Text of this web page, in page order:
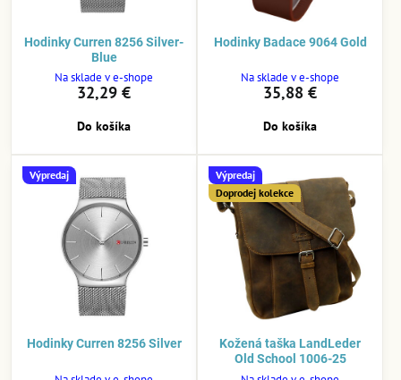
Hodinky Curren 8256 Silver-
Blue
Na sklade v e-shope
32,29 €
Do košíka
Hodinky Badace 9064 Gold
Na sklade v e-shope
35,88 €
Do košíka
Výpredaj
Hodinky Curren 8256 Silver
Výpredaj
Doprodej kolekce
Kožená taška LandLeder
Old School 1006-25